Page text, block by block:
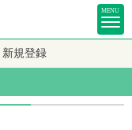
MENU
規登録